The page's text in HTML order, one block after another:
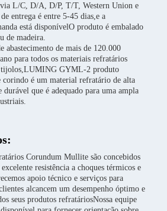
L/C, D/A, D/P, T/T, Western Union e
entrega é entre 5-45 dias,e a
está disponívelO produto é embalado
de madeira.
abastecimento de mais de 120.000
para todos os materiais refratários
tijolos,LUMING GYML-2 produto
é um material refratário de alta
que é adequado para uma ampla
Corundum Mullite são concebidos
resistência a choques térmicos e
apoio técnico e serviços para
alcancem um desempenho óptimo e
seus produtos refratáriosNossa equipe